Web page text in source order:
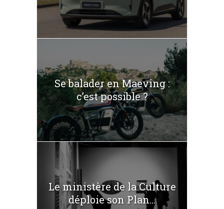
Se balader en Maeving :
c’est possible ?
Le ministère de la Culture
déploie son Plan...